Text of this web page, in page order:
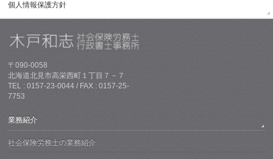
個人情報保護方針
〒090-0058
北海道北見市高栄西町１丁目７－７
TEL : 0157-23-0044 / FAX : 0157-25-
7753
業務紹介
社会保険労務士の業務紹介